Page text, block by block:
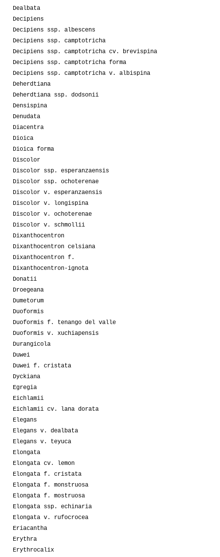
Dealbata
Decipiens
Decipiens ssp. albescens
Decipiens ssp. camptotricha
Decipiens ssp. camptotricha cv. brevispina
Decipiens ssp. camptotricha forma
Decipiens ssp. camptotricha v. albispina
Deherdtiana
Deherdtiana ssp. dodsonii
Densispina
Denudata
Diacentra
Dioica
Dioica forma
Discolor
Discolor ssp. esperanzaensis
Discolor ssp. ochoterenae
Discolor v. esperanzaensis
Discolor v. longispina
Discolor v. ochoterenae
Discolor v. schmollii
Dixanthocentron
Dixanthocentron celsiana
Dixanthocentron f.
Dixanthocentron-ignota
Donatii
Droegeana
Dumetorum
Duoformis
Duoformis f. tenango del valle
Duoformis v. xuchiapensis
Durangicola
Duwei
Duwei f. cristata
Dyckiana
Egregia
Eichlamii
Eichlamii cv. lana dorata
Elegans
Elegans v. dealbata
Elegans v. teyuca
Elongata
Elongata cv. lemon
Elongata f. cristata
Elongata f. monstruosa
Elongata f. mostruosa
Elongata ssp. echinaria
Elongata v. rufocrocea
Eriacantha
Erythra
Erythrocalix